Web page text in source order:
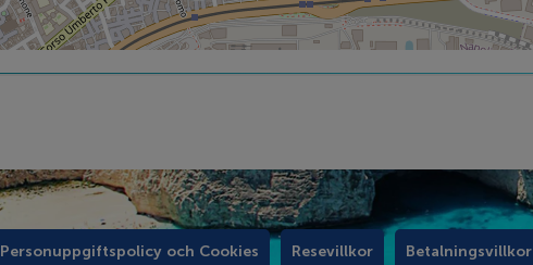
Personuppgiftspolicy och Cookies Resevillkor Betalningsvillkor